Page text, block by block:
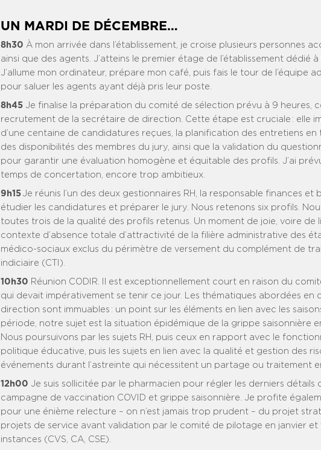
UN MARDI DE DÉCEMBRE…
8h30 À mon arrivée dans l’établissement, je croise plusieurs personnes
ainsi que des agents. J’atteins le premier étage de l’établissement dédié
J’allume mon ordinateur, prépare mon café, puis fais le tour de l’équipe
pour saluer les agents ayant déjà pris leur poste.
8h45 Je finalise la préparation du comité de sélection prévu à 9 heures,
recrutement de la secrétaire de direction. Cette étape est cruciale : elle
d’une centaine de candidatures reçues, la planification des entretiens
des disponibilités des membres du jury, ainsi que la validation du
pour garantir une évaluation homogène et équitable des profils. J’ai
temps de concertation, encore trop ambitieux.
9h15 Je réunis l’un des deux gestionnaires RH, la responsable finances et
étudier les candidatures et préparer le jury. Nous retenons six profils.
toutes trois de la qualité des profils retenus. Un moment de joie, voire de
contexte d’absence totale d’attractivité de la filière administrative des
médico-sociaux exclus du périmètre de versement du complément de
indiciaire (CTI).
10h30 Réunion CODIR. Il est exceptionnellement court en raison du
qui devait impérativement se tenir ce jour. Les thématiques abordées en
direction sont immuables : un point sur les éléments en lien avec les
période, notre sujet est la situation épidémique de la grippe saisonnière
Nous poursuivons par les sujets RH, puis ceux en rapport avec le
politique éducative, puis les sujets en lien avec la qualité et gestion des
événements durant l’astreinte qui nécessitent un partage ou traitement
12h00 Je suis sollicitée par le pharmacien pour régler les derniers détails
campagne de vaccination COVID et grippe saisonnière. Je profite
pour une énième relecture – on n’est jamais trop prudent – du projet
projets de service avant validation par le comité de pilotage en janvier et
instances (CVS, CA, CSE).